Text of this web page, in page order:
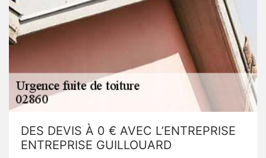
DES DEVIS À 0 € AVEC L’ENTREPRISE
ENTREPRISE GUILLOUARD